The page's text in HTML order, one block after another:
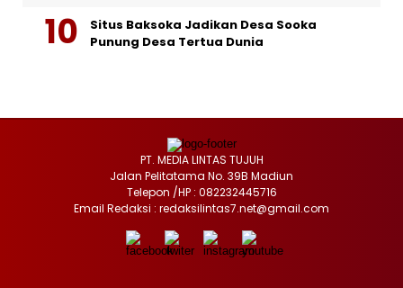
Situs Baksoka Jadikan Desa Sooka
Punung Desa Tertua Dunia
PT. MEDIA LINTAS TUJUH
Jalan Pelitatama No. 39B Madiun
Telepon /HP : 082232445716
Email Redaksi : redaksilintas7.net@gmail.com